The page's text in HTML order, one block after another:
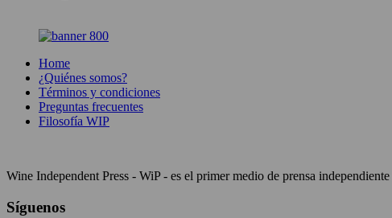
Home
¿Quiénes somos?
Términos y condiciones
Preguntas frecuentes
Filosofía WIP
Wine Independent Press - WiP - es el primer medio de prensa
Síguenos